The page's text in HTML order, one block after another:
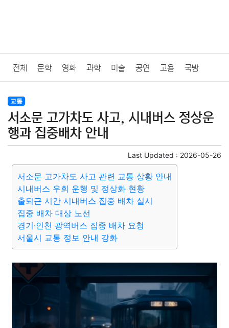
전체 문학 영화 과학 미술 공연 고용 국방
법률
질병 가요 방송 일상 주식 암호화폐 블록체인
미용 증권 인테리어
요리 상품리뷰 원예 금융 게임 스포츠
대출 자동차 취미 여행 맛집
종교 사회 정치 건강 의료
부동산 외국어 교육 교통 생활 기타
교통
서소문 고가차도 사고, 시내버스 정상운
행과 집중배차 안내
Last Updated : 2026-05-26
서소문 고가차도 사고 관련 교통 상황 안내
시내버스 우회 운행 및 정상화 현황
출퇴근 시간 시내버스 집중 배차 실시
집중 배차 대상 노선
경기·인천 광역버스 집중 배차 요청
서울시 교통 정보 안내 강화